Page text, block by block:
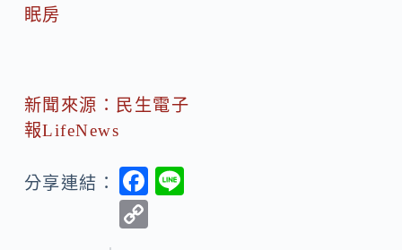
眠房
新聞來源：民生電子
報LifeNews
分享連結：
F